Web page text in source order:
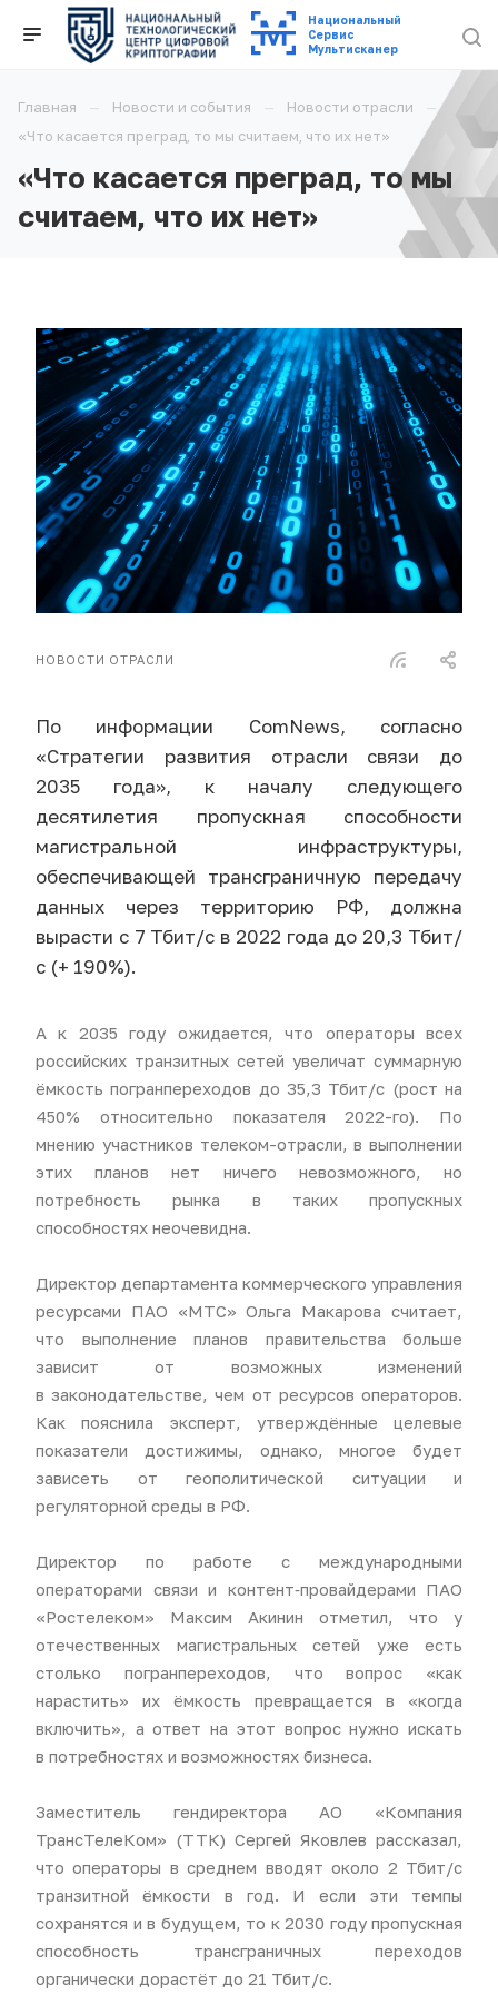
Национальный
Cервис
Мультисканер
Главная Новости и события
Новости отрасли
«Что касается преград, то мы считаем, что их нет»
«Что касается преград, то мы
считаем, что их нет»
НОВОСТИ ОТРАСЛИ
По информации ComNews, согласно
«Стратегии развития отрасли связи до
2035 года», к началу следующего
десятилетия пропускная способности
магистральной инфраструктуры,
обеспечивающей трансграничную передачу
данных через территорию РФ, должна
вырасти с 7 Тбит/с в 2022 года до 20,3 Тбит/
с (+ 190%).
А к 2035 году ожидается, что операторы всех
российских транзитных сетей увеличат суммарную
ёмкость погранпереходов до 35,3 Тбит/с (рост на
450% относительно показателя 2022-го). По
мнению участников телеком-отрасли, в выполнении
этих планов нет ничего невозможного, но
потребность рынка в таких пропускных
способностях неочевидна.
Директор департамента коммерческого управления
ресурсами ПАО «МТС» Ольга Макарова считает,
что выполнение планов правительства больше
зависит от возможных изменений
в законодательстве, чем от ресурсов операторов.
Как пояснила эксперт, утверждённые целевые
показатели достижимы, однако, многое будет
зависеть от геополитической ситуации и
регуляторной среды в РФ.
Директор по работе с международными
операторами связи и контент‑провайдерами ПАО
«Ростелеком» Максим Акинин отметил, что у
отечественных магистральных сетей уже есть
столько погранпереходов, что вопрос «как
нарастить» их ёмкость превращается в «когда
включить», а ответ на этот вопрос нужно искать
в потребностях и возможностях бизнеса.
Заместитель гендиректора АО «Компания
ТрансТелеКом» (ТТК) Сергей Яковлев рассказал,
что операторы в среднем вводят около 2 Тбит/с
транзитной ёмкости в год. И если эти темпы
сохранятся и в будущем, то к 2030 году пропускная
способность трансграничных переходов
органически дорастёт до 21 Тбит/с.